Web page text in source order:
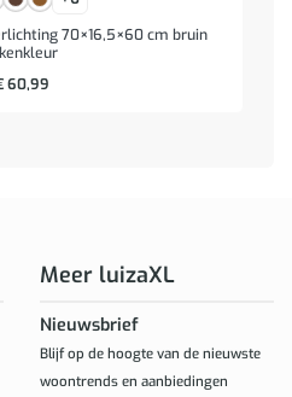
70×16,5×60 cm bruin
60,99
Meer luizaXL
Nieuwsbrief
Blijf op de hoogte van de nieuwste
woontrends en aanbiedingen